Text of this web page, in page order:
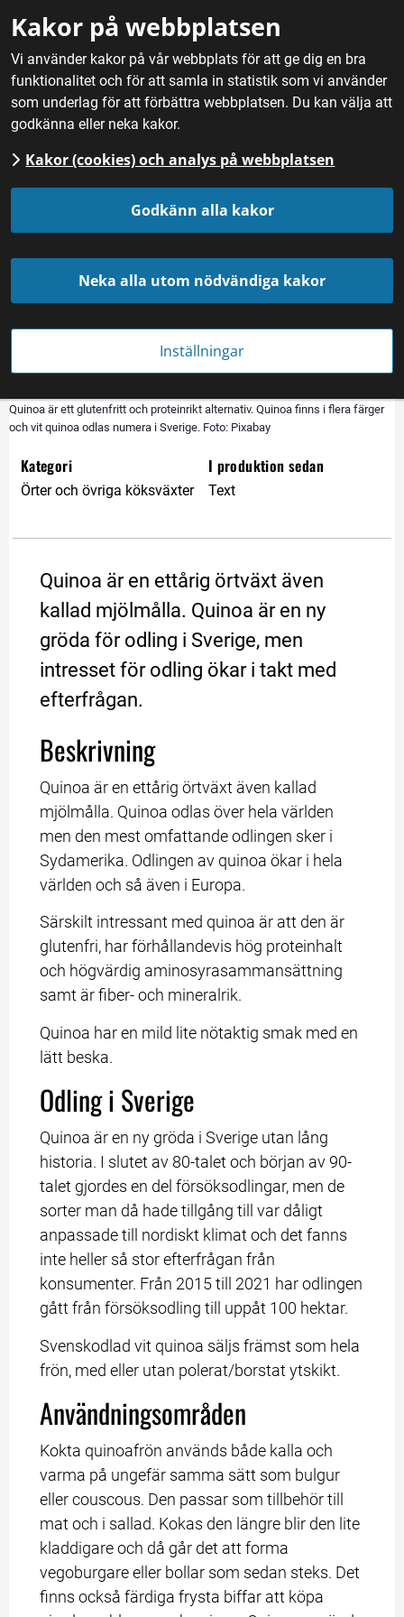
Kakor på webbplatsen
Vi använder kakor på vår webbplats för att ge dig en bra
funktionalitet och för att samla in statistik som vi använder
som underlag för att förbättra webbplatsen. Du kan välja att
godkänna eller neka kakor.
Kakor (cookies) och analys på webbplatsen
Godkänn alla kakor
Neka alla utom nödvändiga kakor
Inställningar
Hem / Mat / Örter och övriga köksväxter / Quinoa
Quinoa
Quinoa är ett glutenfritt och proteinrikt alternativ. Quinoa finns i flera färger
och vit quinoa odlas numera i Sverige. Foto: Pixabay
Kategori
Örter och övriga köksväxter
I produktion sedan
Text
Quinoa är en ettårig örtväxt även
kallad mjölmålla. Quinoa är en ny
gröda för odling i Sverige, men
intresset för odling ökar i takt med
efterfrågan.
Beskrivning
Quinoa är en ettårig örtväxt även kallad
mjölmålla. Quinoa odlas över hela världen
men den mest omfattande odlingen sker i
Sydamerika. Odlingen av quinoa ökar i hela
världen och så även i Europa.
Särskilt intressant med quinoa är att den är
glutenfri, har förhållandevis hög proteinhalt
och högvärdig aminosyrasammansättning
samt är fiber- och mineralrik.
Quinoa har en mild lite nötaktig smak med en
lätt beska.
Odling i Sverige
Quinoa är en ny gröda i Sverige utan lång
historia. I slutet av 80-talet och början av 90-
talet gjordes en del försöksodlingar, men de
sorter man då hade tillgång till var dåligt
anpassade till nordiskt klimat och det fanns
inte heller så stor efterfrågan från
konsumenter. Från 2015 till 2021 har odlingen
gått från försöksodling till uppåt 100 hektar.
Svenskodlad vit quinoa säljs främst som hela
frön, med eller utan polerat/borstat ytskikt.
Användningsområden
Kokta quinoafrön används både kalla och
varma på ungefär samma sätt som bulgur
eller couscous. Den passar som tillbehör till
mat och i sallad. Kokas den längre blir den lite
kladdigare och då går det att forma
vegoburgare eller bollar som sedan steks. Det
finns också färdiga frysta biffar att köpa